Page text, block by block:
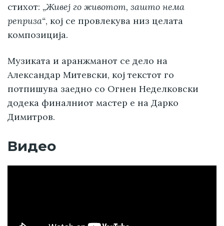
стихот: „Живеј го животот, зашто нема
реприза“, кој се провлекува низ целата
композиција.
Музиката и аранжманот се дело на
Александар Митевски, кој текстот го
потпишува заедно со Огнен Неделковски
додека финалниот мастер е на Дарко
Димитров.
Видео